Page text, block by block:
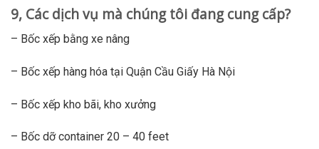
9, Các dịch vụ mà chúng tôi đang cung cấp?
– Bốc xếp bằng xe nâng
– Bốc xếp hàng hóa tại Quận Cầu Giấy Hà Nội
– Bốc xếp kho bãi, kho xưởng
– Bốc dỡ container 20 – 40 feet